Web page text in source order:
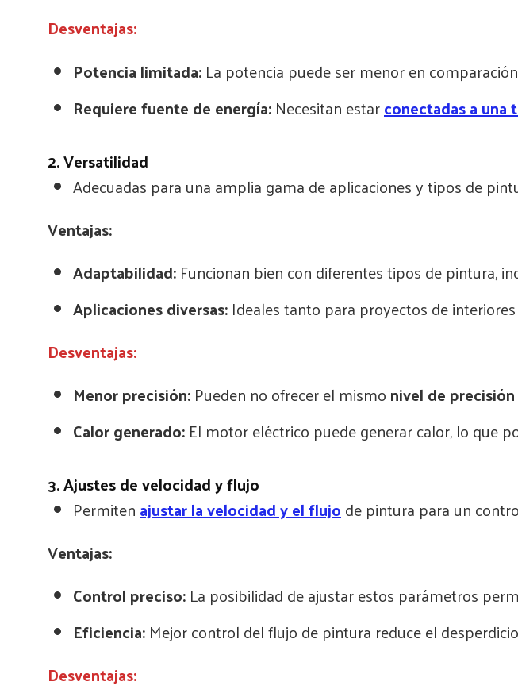
Desventajas:
Potencia limitada:La potencia puede ser menor en
Requiere fuente de energía:Necesitan estarconectadas a
2. Versatilidad
Adecuadas para una amplia gama de aplicaciones y tipos de
Ventajas:
Adaptabilidad:Funcionan bien con diferentes tipos de pintura,
Aplicaciones diversas:Ideales tanto para proyectos de
Desventajas:
Menor precisión:Pueden no ofrecer el mismonivel de precisión
Calor generado:El motor eléctrico puede generar calor, lo que
3. Ajustes de velocidad y flujo
Permitenajustar la velocidad y el flujode pintura para un
Ventajas:
Control preciso:La posibilidad de ajustar estos parámetros
Eficiencia:Mejor control del flujo de pintura reduce el
Desventajas: